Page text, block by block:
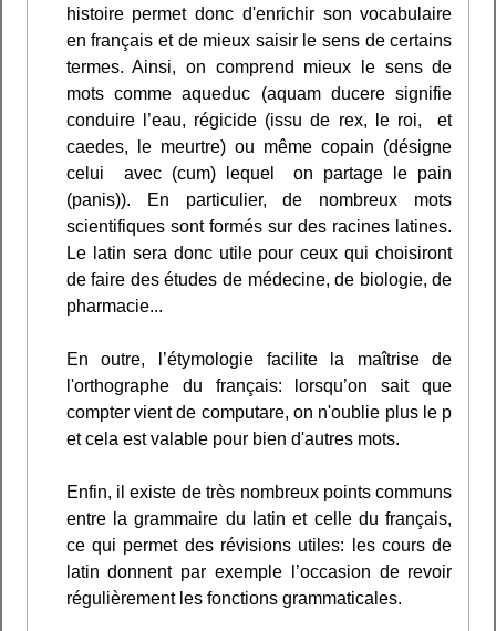
histoire permet donc d'enrichir son vocabulaire
en français et de mieux saisir le sens de certains
termes. Ainsi, on comprend mieux le sens de
mots comme aqueduc (aquam ducere signifie
conduire l’eau, régicide (issu de rex, le roi, et
caedes, le meurtre) ou même copain (désigne
celui avec (cum) lequel on partage le pain
(panis)). En particulier, de nombreux mots
scientifiques sont formés sur des racines latines.
Le latin sera donc utile pour ceux qui choisiront
de faire des études de médecine, de biologie, de
pharmacie...
En outre, l’étymologie facilite la maîtrise de
l'orthographe du français: lorsqu’on sait que
compter vient de computare, on n'oublie plus le p
et cela est valable pour bien d'autres mots.
Enfin, il existe de très nombreux points communs
entre la grammaire du latin et celle du français,
ce qui permet des révisions utiles: les cours de
latin donnent par exemple l’occasion de revoir
régulièrement les fonctions grammaticales.